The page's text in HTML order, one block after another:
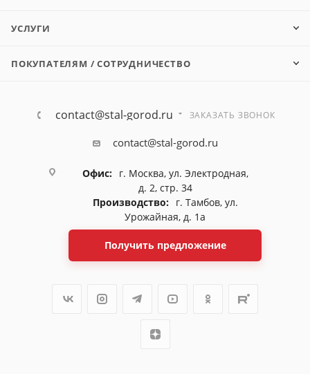
УСЛУГИ
ПОКУПАТЕЛЯМ / СОТРУДНИЧЕСТВО
contact@stal-gorod.ru ЗАКАЗАТЬ ЗВОНОК
contact@stal-gorod.ru
Офис:
г. Москва, ул. Электродная,
д. 2, стр. 34
Производство:
г. Тамбов, ул.
Урожайная, д. 1а
Получить предложение